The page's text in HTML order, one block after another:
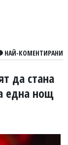
НАЙ-КОМЕНТИРАНИ
да стана
една нощ